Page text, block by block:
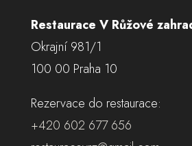
Restaurace V Růžové
Okrajní 981/1
100 00 Praha 10
Rezervace do restaurace:
+420 602 677 656